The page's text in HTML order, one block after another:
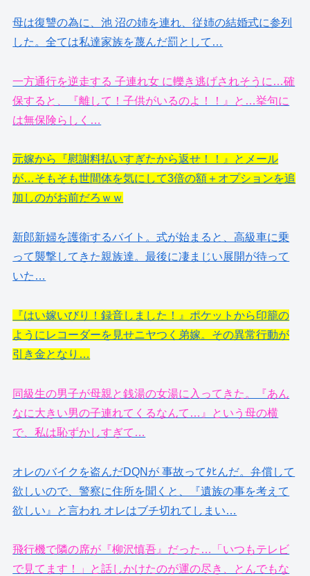
母は復讐の為に、池 沼の姉を連れ、従姉の結婚式に参列
した。全ては私達家族を蔑んだ罰として…
一方通行を逆走する 子連れ女 に轢き逃げされそうに…確
保すると、『離して！子供がいるのよ！！』と…挙句に
は無保険らしく…
元嫁から『慰謝料払いすぎたから返せ！！』とメール
が…そもそも世間体を気にして3倍の額＋オプションを追
加しのがお前だろｗｗ
新郎新婦を護衛するバイト。式が始まると、高級車に乗
って襲撃してきた親族達。最後に凄まじい展開が待って
いた…
『はい嫁いびり！録音しました！』ポケットから印籠の
ようにレコーダーを見せニヤつく弟嫁。その異常行動が
引き金となり…
同級生の男子が母親と銭湯の女湯に入ってきた。『あん
なに大きい男の子連れてくるなんて…』という母の横
で、私は恥ずかしすぎて…
オレのバイクを盗んだDQNが 事故ってﾀﾋんだ。弁償して
欲しいので、警察に住所を聞くと、『遺族の事を考えて
欲しい』と言われ オレはブチ切れてしまい…
飛行機で隣の席が『柳沢慎吾』だった…「いつもテレビ
で見てます！」と話しかけたのが運の尽き、とんでもな